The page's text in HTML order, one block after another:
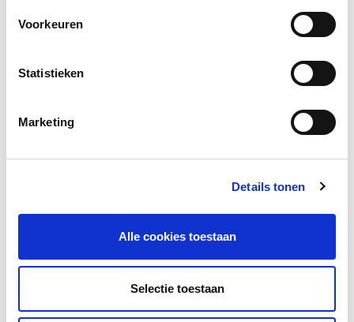
Voorkeuren
Statistieken
Marketing
Details tonen
Alle cookies toestaan
Selectie toestaan
Dag vlag
Dag vlag is een speels rijmwerkboek NT2-
cursisten spelenderwijs veel over de
Nederlandse taal leren....
Meer lezen